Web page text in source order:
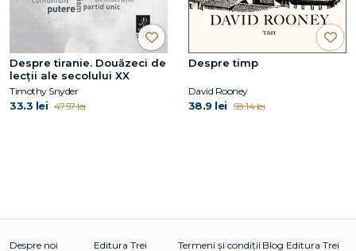
Despre tiranie. Douăzeci de
lecții ale secolului XX
Timothy Snyder
33.3 lei 47.57 lei
Despre timp
David Rooney
38.9 lei 58.14 lei
Despre noi Editura Trei Termeni și condiții Blog Editura Trei